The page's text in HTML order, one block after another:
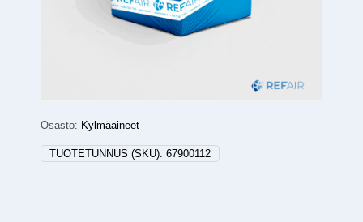
Osasto: Kylmäaineet
TUOTETUNNUS (SKU): 67900112